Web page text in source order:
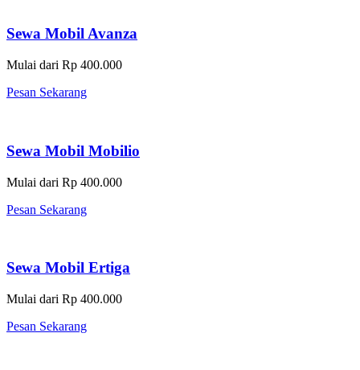
Sewa Mobil Avanza
Mulai dari Rp 400.000
Pesan Sekarang
Sewa Mobil Mobilio
Mulai dari Rp 400.000
Pesan Sekarang
Sewa Mobil Ertiga
Mulai dari Rp 400.000
Pesan Sekarang